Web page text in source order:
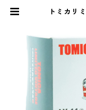
トミカリ